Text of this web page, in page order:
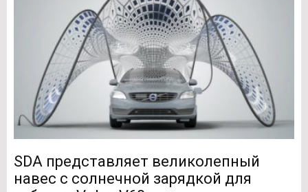
SDA представляет великолепный
навес с солнечной зарядкой для